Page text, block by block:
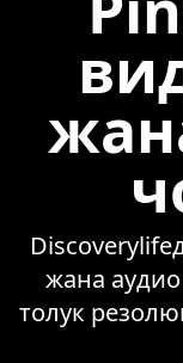
жана
толук